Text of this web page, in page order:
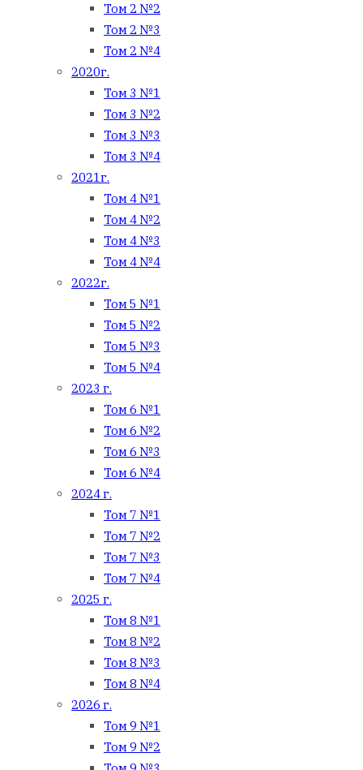
Том 2 №2
Том 2 №3
Том 2 №4
2020г.
Том 3 №1
Том 3 №2
Том 3 №3
Том 3 №4
2021г.
Том 4 №1
Том 4 №2
Том 4 №3
Том 4 №4
2022г.
Том 5 №1
Том 5 №2
Том 5 №3
Том 5 №4
2023 г.
Том 6 №1
Том 6 №2
Том 6 №3
Том 6 №4
2024 г.
Том 7 №1
Том 7 №2
Том 7 №3
Том 7 №4
2025 г.
Том 8 №1
Том 8 №2
Том 8 №3
Том 8 №4
2026 г.
Том 9 №1
Том 9 №2